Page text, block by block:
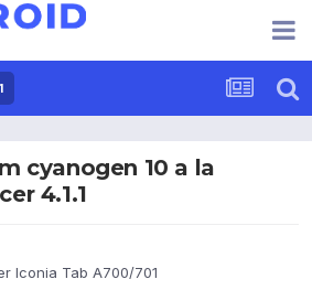
cyanogen 10 a la
4.1.1
Iconia Tab A700/701